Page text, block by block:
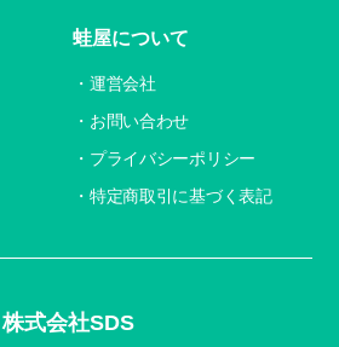
株式会社SDS
蛙屋について
運営会社
お問い合わせ
プライバシーポリシー
特定商取引に基づく表記